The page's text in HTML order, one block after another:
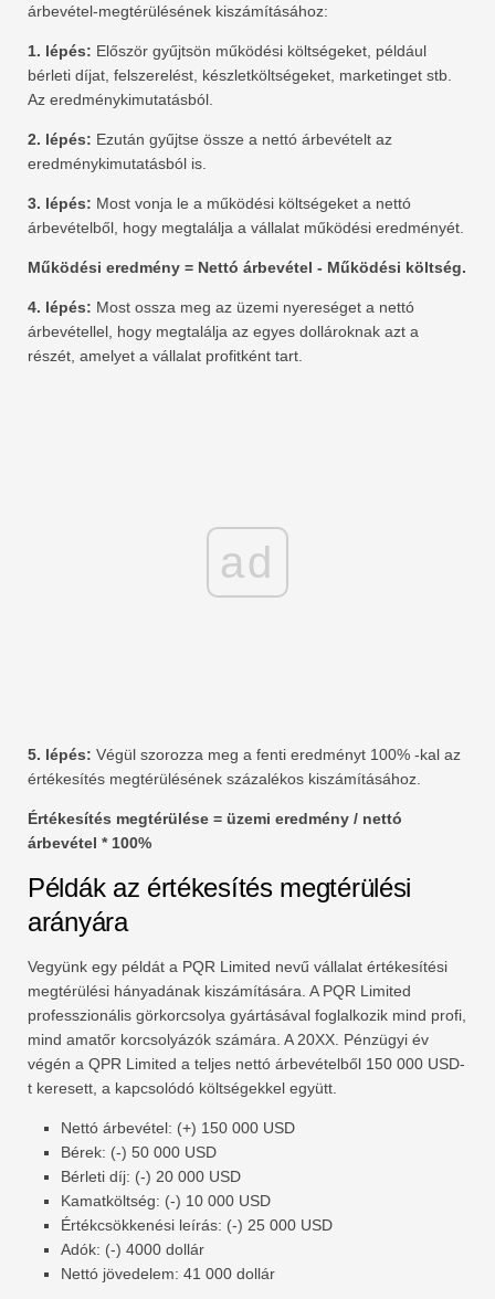
árbevétel-megtérülésének kiszámításához:
1. lépés: Először gyűjtsön működési költségeket, például
bérleti díjat, felszerelést, készletköltségeket, marketinget stb.
Az eredménykimutatásból.
2. lépés: Ezután gyűjtse össze a nettó árbevételt az
eredménykimutatásból is.
3. lépés: Most vonja le a működési költségeket a nettó
árbevételből, hogy megtalálja a vállalat működési eredményét.
Működési eredmény = Nettó árbevétel - Működési költség.
4. lépés: Most ossza meg az üzemi nyereséget a nettó
árbevétellel, hogy megtalálja az egyes dollároknak azt a
részét, amelyet a vállalat profitként tart.
ad
5. lépés: Végül szorozza meg a fenti eredményt 100% -kal az
értékesítés megtérülésének százalékos kiszámításához.
Értékesítés megtérülése = üzemi eredmény / nettó
árbevétel * 100%
Példák az értékesítés megtérülési
arányára
Vegyünk egy példát a PQR Limited nevű vállalat értékesítési
megtérülési hányadának kiszámítására. A PQR Limited
professzionális görkorcsolya gyártásával foglalkozik mind profi,
mind amatőr korcsolyázók számára. A 20XX. Pénzügyi év
végén a QPR Limited a teljes nettó árbevételből 150 000 USD-
t keresett, a kapcsolódó költségekkel együtt.
Nettó árbevétel: (+) 150 000 USD
Bérek: (-) 50 000 USD
Bérleti díj: (-) 20 000 USD
Kamatköltség: (-) 10 000 USD
Értékcsökkenési leírás: (-) 25 000 USD
Adók: (-) 4000 dollár
Nettó jövedelem: 41 000 dollár